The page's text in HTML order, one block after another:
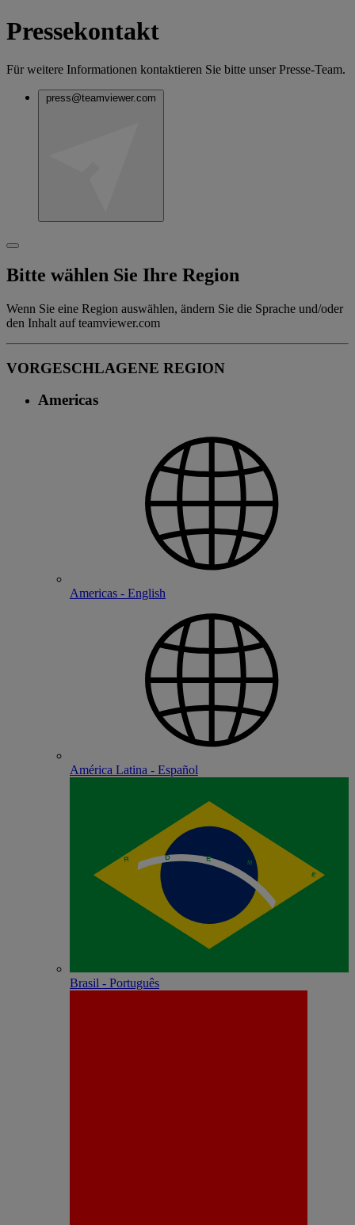
Pressekontakt
Für weitere Informationen kontaktieren Sie bitte unser Presse-Team.
press@teamviewer.com
Bitte wählen Sie Ihre Region
Wenn Sie eine Region auswählen, ändern Sie die Sprache und/oder
den Inhalt auf teamviewer.com
VORGESCHLAGENE REGION
Americas
Americas - English
América Latina - Español
Brasil - Português